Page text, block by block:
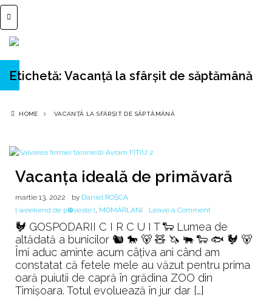
Etichetă: Vacanță la sfârșit de săptămână
HOME VACANȚĂ LA SFÂRȘIT DE SĂPTĂMÂNĂ
Vacanța ideală de primăvară
martie 13, 2022 by Daniel ROȘCA
[ weekend de p⊕veste ], MOMÂRLANI Leave a Commenton
Vacanța
ideală
primăvară
🐓 GOSPODARII C I R C U I T 🐑 Lumea de
altădată a bunicilor 🐿️ 🐎 🐻 🧸 🦄 🐃 🐑 🐟 🐓 🐻
Îmi aduc aminte acum câțiva ani când am
constatat că fetele mele au văzut pentru prima
oară puiutii de capră în grădina ZOO din
Timișoara. Totul evoluează în jur dar […]